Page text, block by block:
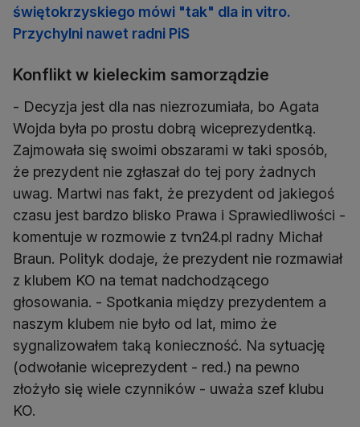
świętokrzyskiego mówi "tak" dla in vitro.
Przychylni nawet radni PiS
Konflikt w kieleckim samorządzie
- Decyzja jest dla nas niezrozumiała, bo Agata
Wojda była po prostu dobrą wiceprezydentką.
Zajmowała się swoimi obszarami w taki sposób,
że prezydent nie zgłaszał do tej pory żadnych
uwag. Martwi nas fakt, że prezydent od jakiegoś
czasu jest bardzo blisko Prawa i Sprawiedliwości -
komentuje w rozmowie z tvn24.pl radny Michał
Braun. Polityk dodaje, że prezydent nie rozmawiał
z klubem KO na temat nadchodzącego
głosowania. - Spotkania między prezydentem a
naszym klubem nie było od lat, mimo że
sygnalizowałem taką konieczność. Na sytuację
(odwołanie wiceprezydent - red.) na pewno
złożyło się wiele czynników - uważa szef klubu
KO.